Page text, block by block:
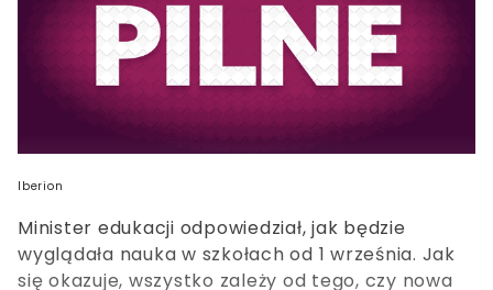
Iberion
Minister edukacji odpowiedział, jak będzie
wyglądała nauka w szkołach od 1 września. Jak
się okazuje, wszystko zależy od tego, czy nowa